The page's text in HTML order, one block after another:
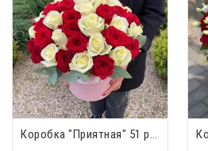
Коробка "Приятная" 51 роза